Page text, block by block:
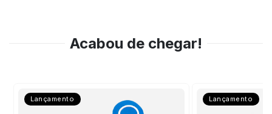
Acabou de chegar!
Lançamento Lançamento